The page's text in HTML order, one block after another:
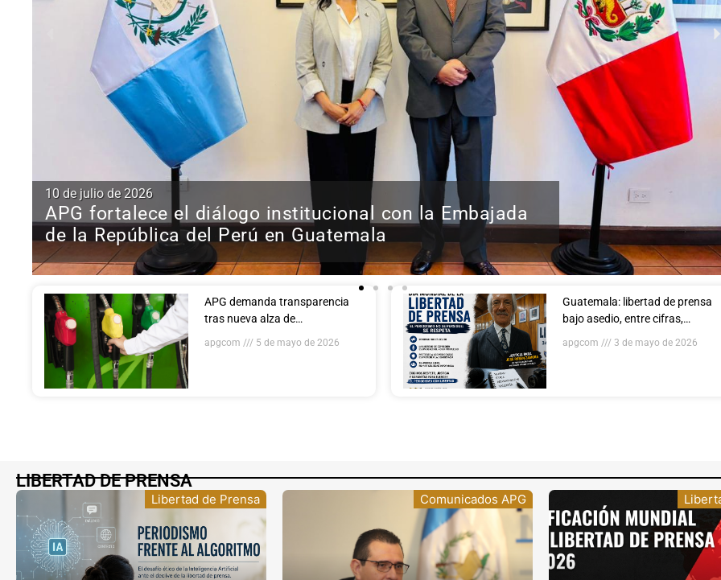
10 de julio de 2026
APG fortalece el diálogo institucional con la Embajada
de la República del Perú en Guatemala
APG demanda transparencia
tras nueva alza de
apgcom 5 de mayo de 2026
Guatemala: libertad de prensa
bajo asedio, entre cifras,
apgcom 3 de mayo de 2026
LIBERTAD DE PRENSA
Comunicados APG Libertad de Prensa